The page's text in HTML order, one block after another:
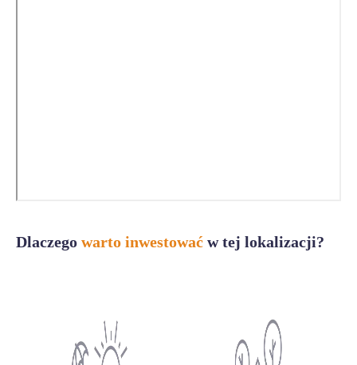
Dlaczego warto inwestować w tej lokalizacji?